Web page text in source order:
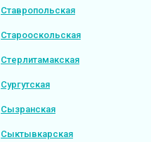
Ставропольская
Старооскольская
Стерлитамакская
Сургутская
Сызранская
Сыктывкарская